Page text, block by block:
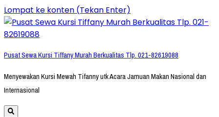
Lompat ke konten (Tekan Enter)
Pusat Sewa Kursi Tiffany Murah Berkualitas Tlp. 021-82619088
Menyewakan Kursi Mewah Tifanny utk Acara Jamuan Makan Nasional dan
Internasional